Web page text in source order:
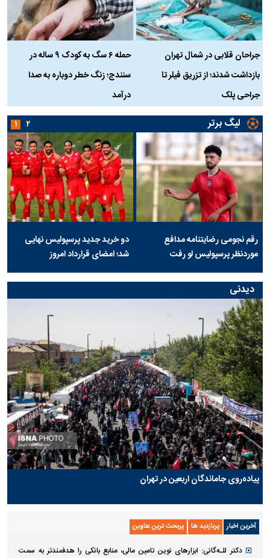
جراحان قلابی در شمال تهران
بازداشت شدند؛ از تزریق فیلر تا
جراحی پلک
حمله ۶ سگ به کودک ۹ ساله در
سنندج؛ زنگ خطر دوباره به صدا
درآمد
لیگ برتر
رقم نجومی رضایتنامه مدافع
موردنظر پرسپولیس لو رفت
دو خرید جدید پرسپولیس نهایی
شد؛ امضای قرارداد امروز
۱ ۲
دیدنی
پیاده‌روی جاماندگان اربعین در تهران
آخرین اخبار پربازدید ها پربحث ترین عناوین
دکتر للـه‌گانی: ابزار‌های نوین تامین مالی، منابع بانکی را هدفمندتر به سمت